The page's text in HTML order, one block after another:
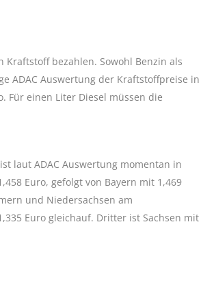
bezahlen. Sowohl Benzin als
ADAC Auswertung der Kraftstoffpreise in
Für einen Liter Diesel müssen die
laut ADAC Auswertung momentan in
Euro, gefolgt von Bayern mit 1,469
und Niedersachsen am
Euro gleichauf. Dritter ist Sachsen mit